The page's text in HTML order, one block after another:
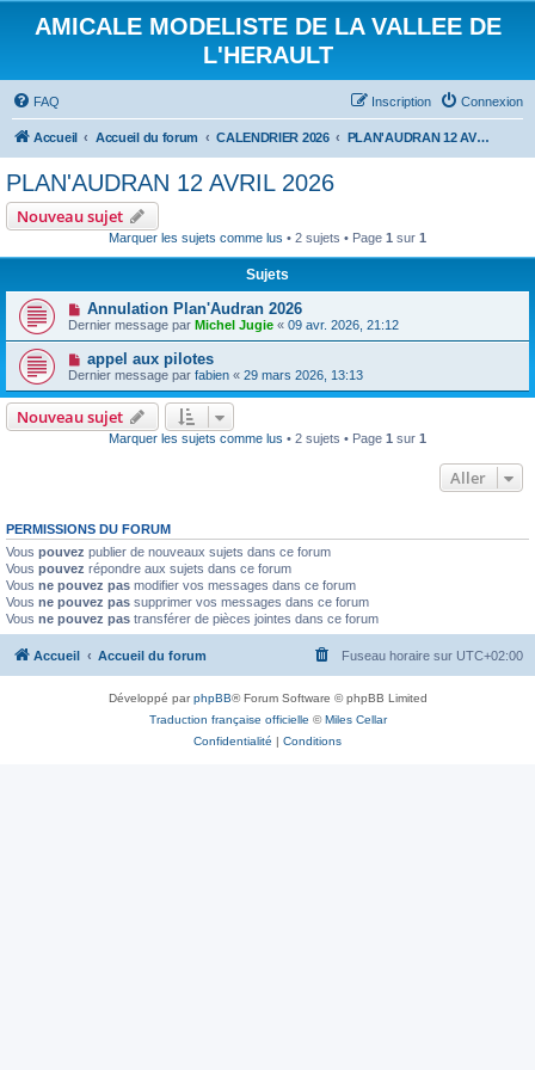
AMICALE MODELISTE DE LA VALLEE DE
L'HERAULT
FAQ Connexion
Inscription
Accueil Accueil du forum CALENDRIER 2026 PLAN'AUDRAN 12 AVRIL 2026
PLAN'AUDRAN 12 AVRIL 2026
Nouveau sujet
Marquer les sujets comme lus • 2 sujets • Page 1 sur 1
Sujets
Annulation Plan'Audran 2026
Dernier message par Michel Jugie « 09 avr. 2026, 21:12
appel aux pilotes
Dernier message par fabien « 29 mars 2026, 13:13
Nouveau sujet
Marquer les sujets comme lus • 2 sujets • Page 1 sur 1
Aller
PERMISSIONS DU FORUM
Vous pouvez publier de nouveaux sujets dans ce forum
Vous pouvez répondre aux sujets dans ce forum
Vous ne pouvez pas modifier vos messages dans ce forum
Vous ne pouvez pas supprimer vos messages dans ce forum
Vous ne pouvez pas transférer de pièces jointes dans ce forum
Accueil Accueil du forum Fuseau horaire sur UTC+02:00
Développé parphpBB® Forum Software © phpBB Limited
Traduction française officielle ©Miles Cellar
Confidentialité | Conditions